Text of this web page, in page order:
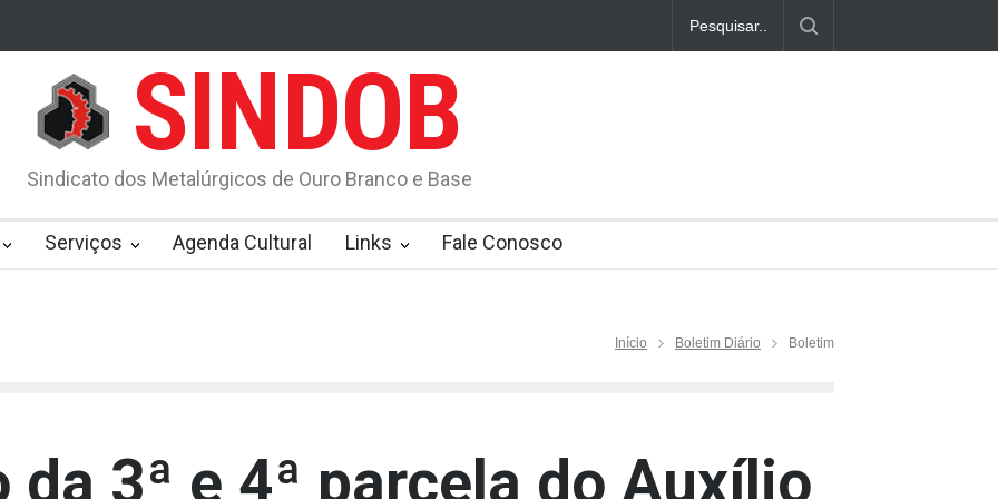
de alerta para vacinação Leia mais em: https://saude.abril.com.br/medicina/alta-mortalidade-de-idosos-por-
Falecimento Os impactos da insatisfação dos funcionários para as empresas
O Tarugo 2444C 14 de outubro 2024
SINDOB
Sindicato dos Metalúrgicos de Ouro Branco e Base
Serviços Agenda Cultural Links Fale Conosco
Início Boletim Diário Boletim
3ª e 4ª parcela do Auxílio